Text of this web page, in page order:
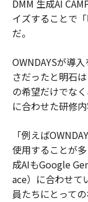
DMM 生成AI
イズすることで
だ。
OWNDAYSが導
さだったと明石
の希望だけでな
に合わせた研修
「例えば
使用することが
成AIもGoogle
ace）に合わせて
員たちにとって